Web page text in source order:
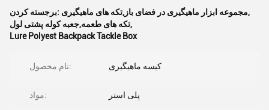
برجسته کردن: مجموعه ابزار ماهیگیری در فضای باز,تکه های ماهیگیری,
تکه های طعمه,جعبه کوله پشتی لول,
Lure Polyest Backpack Tackle Box
نام محصول: کیسه ماهیگیری
مواد: پلی استر